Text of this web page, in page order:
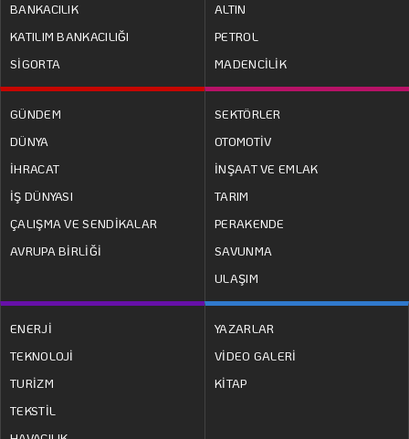
BANKACILIK
KATILIM BANKACILIĞI
SİGORTA
ALTIN
PETROL
MADENCİLİK
GÜNDEM
DÜNYA
İHRACAT
İŞ DÜNYASI
ÇALIŞMA VE SENDİKALAR
AVRUPA BİRLİĞİ
SEKTÖRLER
OTOMOTİV
İNŞAAT VE EMLAK
TARIM
PERAKENDE
SAVUNMA
ULAŞIM
ENERJİ
TEKNOLOJİ
TURİZM
TEKSTİL
YAZARLAR
VİDEO GALERİ
KİTAP